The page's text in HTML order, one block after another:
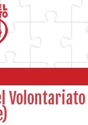
Volontariato